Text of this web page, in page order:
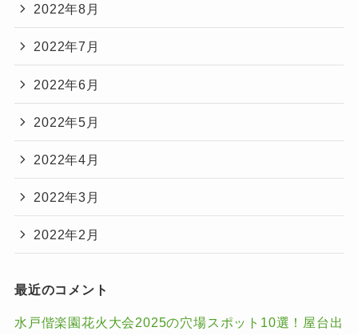
2022年8月
2022年7月
2022年6月
2022年5月
2022年4月
2022年3月
2022年2月
最近のコメント
水戸偕楽園花火大会2025の穴場スポット10選！屋台出